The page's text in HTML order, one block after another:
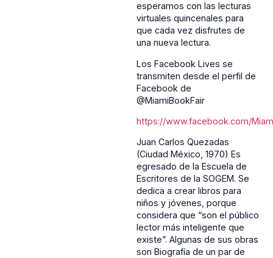
esperamos con las lecturas
virtuales quincenales para
que cada vez disfrutes de
una nueva lectura.
Los Facebook Lives se
transmiten desde el perfil de
Facebook de
@MiamiBookFair
https://www.facebook.com/
Juan Carlos Quezadas
(Ciudad México, 1970) Es
egresado de la Escuela de
Escritores de la SOGEM. Se
dedica a crear libros para
niños y jóvenes, porque
considera que “son el público
lector más inteligente que
existe”. Algunas de sus obras
son Biografía de un par de